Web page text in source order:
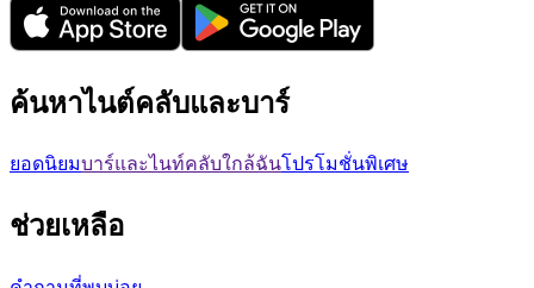
ค้นหาไนต์คลับและบาร์
ยอดนิยมบาร์และไนท์คลับใกล้ฉันโปรโมชั่นพิเศษ
ช่วยเหลือ